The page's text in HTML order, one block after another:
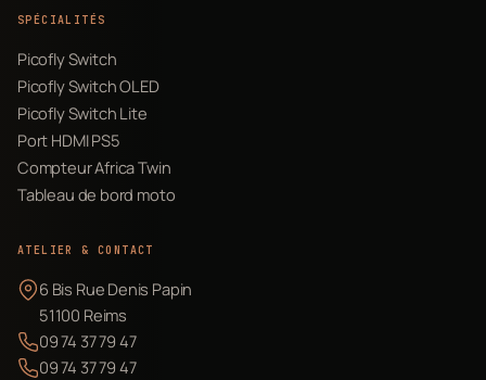
SPÉCIALITÉS
Picofly Switch
Picofly Switch OLED
Picofly Switch Lite
Port HDMI PS5
Compteur Africa Twin
Tableau de bord moto
ATELIER & CONTACT
6 Bis Rue Denis Papin
51100 Reims
09 74 37 79 47
09 74 37 79 47